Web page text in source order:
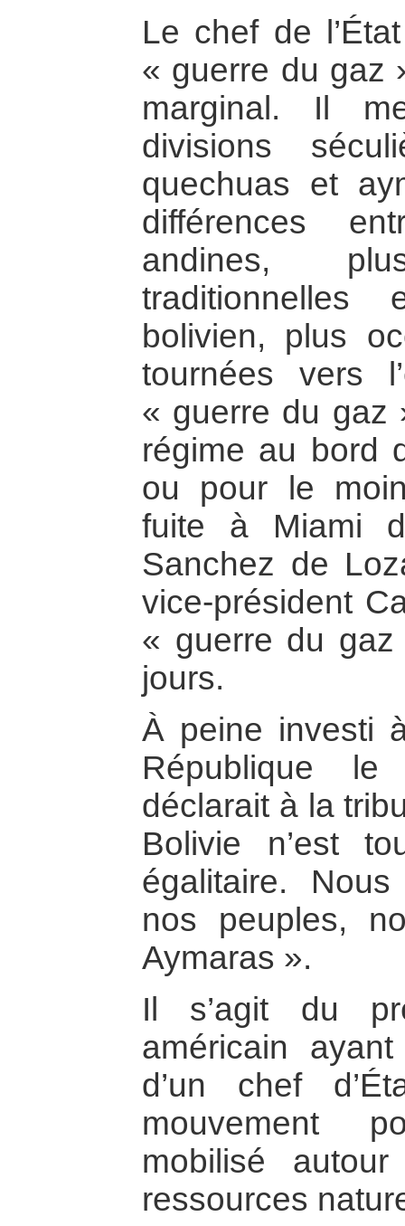
Le chef de
« guerre du gaz
marginal. Il
divisions
quechuas et
différences
andines,
bolivien, plus
tournées vers
« guerre du gaz
régime au bord
ou pour le
fuite à Miami
Sanchez de
vice-président
« guerre du
jours.
À peine investi
République le
déclarait à la
Bolivie n’est
égalitaire.
nos peuples,
Aymaras ».
Il s’agit du
américain
d’un chef
mouvement
mobilisé
ressources